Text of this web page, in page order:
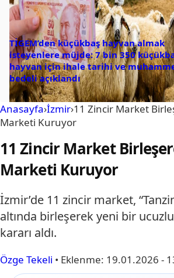
TİGEM’den küçükbaş hayvan almak
isteyenlere müjde: 7 bin 350
hayvan için ihale tarihi ve
bedeli açıklandı
Anasayfa›İzmir›11 Zincir Market
Marketi Kuruyor
11 Zincir Market
Marketi Kuruyor
İzmir’de 11 zincir market,
altında birleşerek yeni bir
kararı aldı.
Özge Tekeli • Eklenme: 19.01.2026 -